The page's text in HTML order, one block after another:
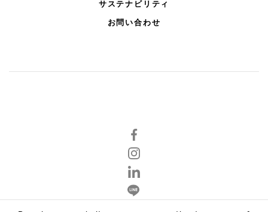
サステナビリティ
お問い合わせ